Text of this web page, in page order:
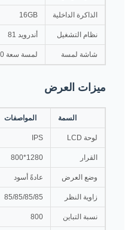
الذاكرة الداخلية 16GB
نظام التشغيل أندرويد 81
شاشة لمسة لمسة سعة 10 نقاط
ميزات العرض
السمة المواصفات
لوحة LCD IPS
القرار 1280*800
وضع العرض عادةً أسود
زاوية النظر 85/85/85/85
نسبة التباين 800